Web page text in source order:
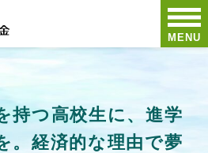
MENU
持つ高校生に、進学
。経済的な理由で夢